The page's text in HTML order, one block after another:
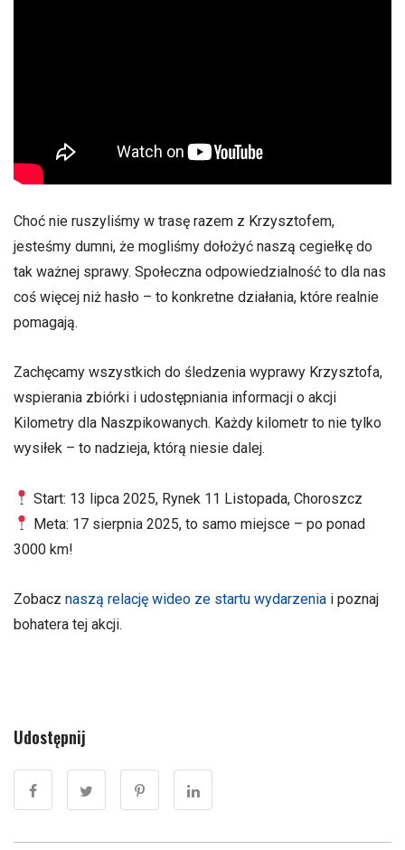
Choć nie ruszyliśmy w trasę razem z Krzysztofem,
jesteśmy dumni, że mogliśmy dołożyć naszą cegiełkę do
tak ważnej sprawy. Społeczna odpowiedzialność to dla nas
coś więcej niż hasło – to konkretne działania, które realnie
pomagają.
Zachęcamy wszystkich do śledzenia wyprawy Krzysztofa,
wspierania zbiórki i udostępniania informacji o akcji
Kilometry dla Naszpikowanych. Każdy kilometr to nie tylko
wysiłek – to nadzieja, którą niesie dalej.
Start: 13 lipca 2025, Rynek 11 Listopada, Choroszcz
Meta: 17 sierpnia 2025, to samo miejsce – po ponad
3000 km!
Zobacz naszą relację wideo ze startu wydarzenia i poznaj
bohatera tej akcji.
Udostępnij